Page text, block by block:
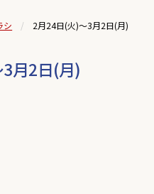
シ 2月24日(火)～3月2日(月)
月2日(月)